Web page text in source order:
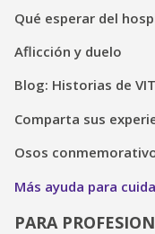
Qué esperar del
Aflicción y duelo
Blog: Historias de
Comparta sus
Osos
Más ayuda para
PARA